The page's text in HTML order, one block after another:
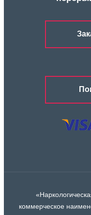
коммерческое